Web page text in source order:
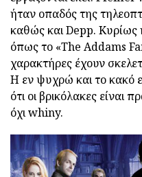
ήταν οπαδός της
καθώς και Depp. Κυρίως
όπως το «The Addams
χαρακτήρες έχουν
Η εν ψυχρώ και το κακό
ότι οι βρικόλακες είναι
όχι whiny.